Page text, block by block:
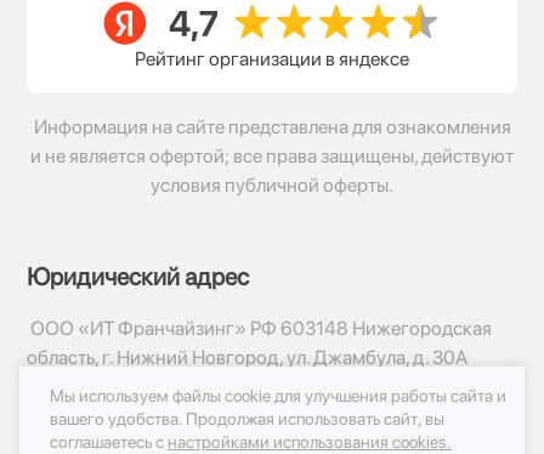
Рейтинг организации в яндексе
Информация на сайте представлена для ознакомления
и не является офертой; все права защищены, действуют
условия публичной оферты.
Юридический адрес
ООО «ИТ Франчайзинг» РФ 603148 Нижегородская
область, г. Нижний Новгород, ул. Джамбула, д. 30А
© 2017-2026г, База Цветов 24.ру
Политика конфиденциальности
Мы используем файлы cookie для улучшения работы сайта и
вашего удобства. Продолжая использовать сайт, вы
соглашаетесь с настройками использования cookies.